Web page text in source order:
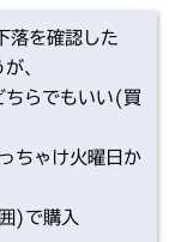
落を確認した
、
ちらでもいい(買
ちゃけ火曜日か
)で購入